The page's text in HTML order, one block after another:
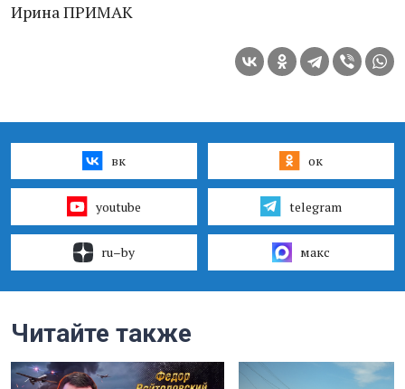
Ирина ПРИМАК
вк ок
youtube telegram
ru–by макс
Читайте также